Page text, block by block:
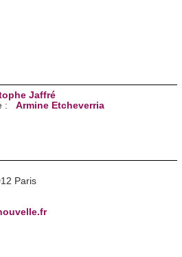
Jaffré
: Armine Etcheverria
Paris